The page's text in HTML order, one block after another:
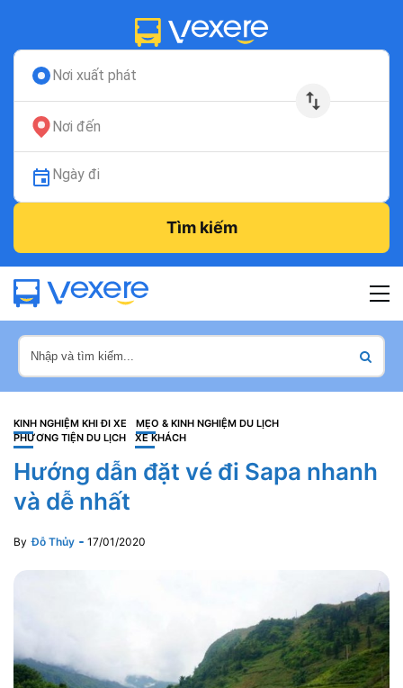
Nơi xuất phát
Nơi đến
Ngày đi
Tìm kiếm
KINH NGHIỆM KHI ĐI XE
MẸO & KINH NGHIỆM DU LỊCH
PHƯƠNG TIỆN DU LỊCH
XE KHÁCH
Hướng dẫn đặt vé đi Sapa nhanh
và dễ nhất
By Đỗ Thủy 17/01/2020